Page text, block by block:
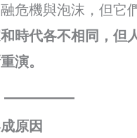
危機與泡沫，但它
時代各不相同，但
演。
原因